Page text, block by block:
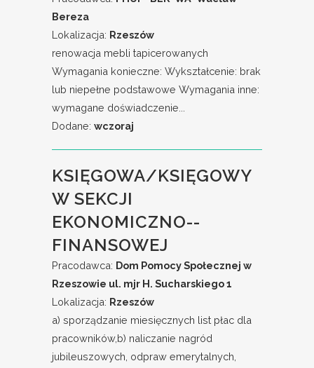
Bereza
Lokalizacja: Rzeszów
renowacja mebli tapicerowanych
Wymagania konieczne: Wykształcenie: brak
lub niepełne podstawowe Wymagania inne:
wymagane doświadczenie...
Dodane: wczoraj
KSIĘGOWA/KSIĘGOWY
W SEKCJI
EKONOMICZNO--
FINANSOWEJ
Pracodawca: Dom Pomocy Społecznej w
Rzeszowie ul. mjr H. Sucharskiego 1
Lokalizacja: Rzeszów
a) sporządzanie miesięcznych list płac dla
pracowników,b) naliczanie nagród
jubileuszowych, odpraw emerytalnych,